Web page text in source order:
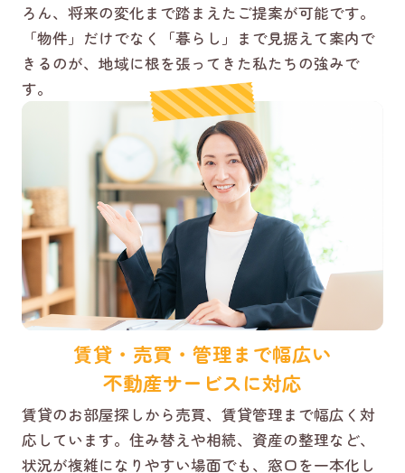
ろん、将来の変化まで踏まえたご提案が可能です。
「物件」だけでなく「暮らし」まで見据えて案内で
きるのが、地域に根を張ってきた私たちの強みで
す。
賃貸・売買・管理まで幅広い
不動産サービスに対応
賃貸のお部屋探しから売買、賃貸管理まで幅広く対
応しています。住み替えや相続、資産の整理など、
状況が複雑になりやすい場面でも、窓口を一本化し